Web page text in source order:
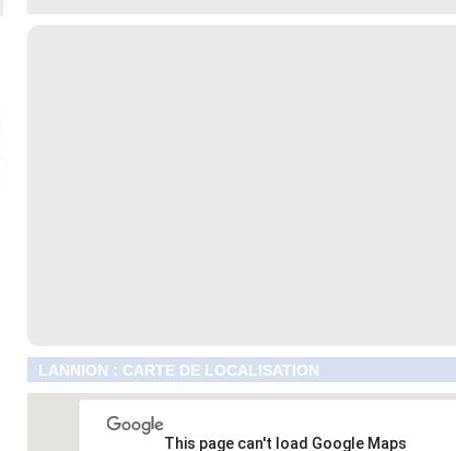
LANNION : CARTE DE LOCALISATION
This page can't load Google Maps